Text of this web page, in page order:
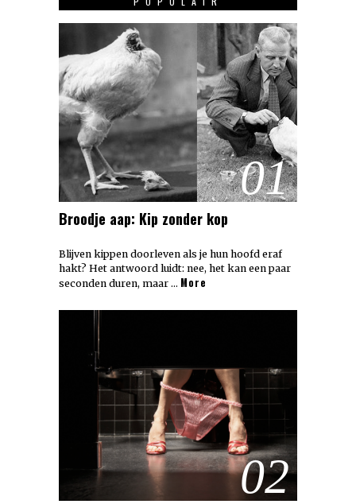
01
Broodje aap: Kip zonder kop
Blijven kippen doorleven als je hun hoofd eraf
hakt? Het antwoord luidt: nee, het kan een paar
seconden duren, maar … More
02